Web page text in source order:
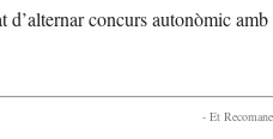
concurs autonòmic
- Et